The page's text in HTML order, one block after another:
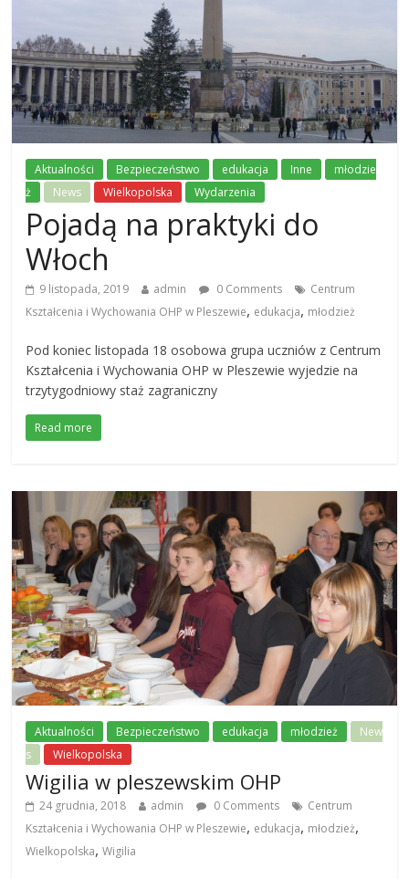
Aktualności Bezpieczeństwo edukacja Inne
młodzie
ż
News Wielkopolska Wydarzenia
Pojadą na praktyki do
Włoch
9 listopada, 2019 admin 0 Comments
Centrum
Kształcenia i Wychowania OHP w Pleszewie, edukacja, młodzież
Pod koniec listopada 18 osobowa grupa uczniów z Centrum
Kształcenia i Wychowania OHP w Pleszewie wyjedzie na
trzytygodniowy staż zagraniczny
Read more
Aktualności Bezpieczeństwo edukacja młodzież
New
s
Wielkopolska
Wigilia w pleszewskim OHP
24 grudnia, 2018 admin 0 Comments
Centrum
Kształcenia i Wychowania OHP w Pleszewie, edukacja, młodzież,
Wielkopolska,Wigilia